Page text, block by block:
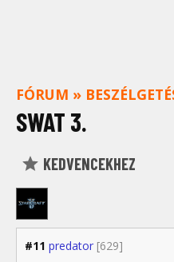
FÓRUM »
SWAT 3.
KEDVENCEKHEZ
#11 predator [629]